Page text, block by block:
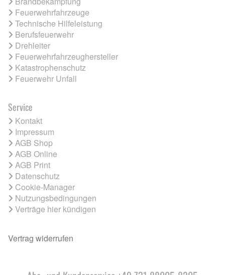
Feuerwehrfahrzeuge
Technische Hilfeleistung
Berufsfeuerwehr
Drehleiter
Feuerwehrfahrzeughersteller
Katastrophenschutz
Feuerwehr Unfall
Service
Kontakt
Impressum
AGB Shop
AGB Online
AGB Print
Datenschutz
Cookie-Manager
Nutzungsbedingungen
Verträge hier kündigen
Vertrag widerrufen